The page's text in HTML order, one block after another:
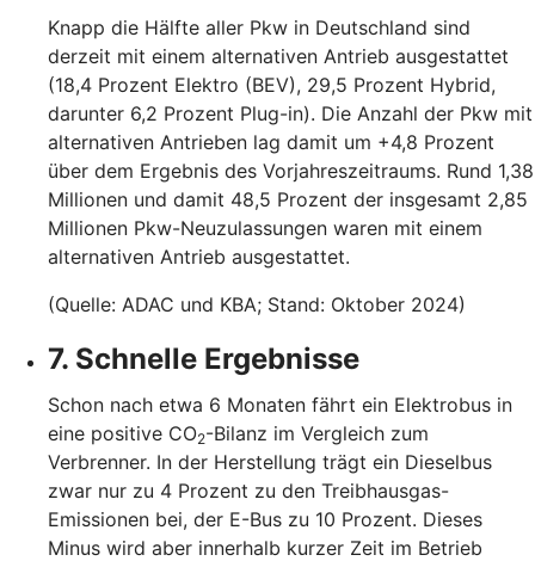
Knapp die Hälfte aller Pkw in Deutschland sind
derzeit mit einem alternativen Antrieb ausgestattet
(18,4 Prozent Elektro (BEV), 29,5 Prozent Hybrid,
darunter 6,2 Prozent Plug-in). Die Anzahl der Pkw mit
alternativen Antrieben lag damit um +4,8 Prozent
über dem Ergebnis des Vorjahreszeitraums. Rund 1,38
Millionen und damit 48,5 Prozent der insgesamt 2,85
Millionen Pkw-Neuzulassungen waren mit einem
alternativen Antrieb ausgestattet.
(Quelle: ADAC und KBA; Stand: Oktober 2024)
7. Schnelle Ergebnisse
Schon nach etwa 6 Monaten fährt ein Elektrobus in
eine positive CO2-Bilanz im Vergleich zum
Verbrenner. In der Herstellung trägt ein Dieselbus
zwar nur zu 4 Prozent zu den Treibhausgas-
Emissionen bei, der E-Bus zu 10 Prozent. Dieses
Minus wird aber innerhalb kurzer Zeit im Betrieb